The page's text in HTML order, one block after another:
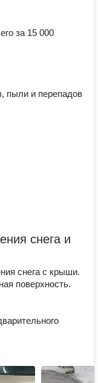
за 15 000
пыли и перепадов
снега и
снега с крыши.
поверхность.